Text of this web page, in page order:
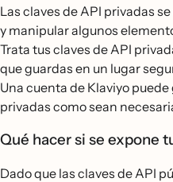
Las claves de API privadas
y manipular algunos
Trata tus claves de API
que guardas en un lugar
Una cuenta de Klaviyo
privadas como sean
Qué hacer si se expone
Dado que las claves de API